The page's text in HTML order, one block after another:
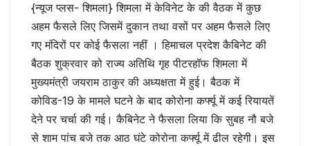
{न्यूज प्लस- शिमला} शिमला में केविनेट के की वैठक में कुछ
अहम फैसले लिए जिसमें दुकान तथा वसों पर अहम फैसले लिए
गए मंदिरों पर कोई फैसला नहीं । हिमाचल प्रदेश कैबिनेट की
बैठक शुक्रवार को राज्य अतिथि गृह पीटरहॉफ शिमला में
मुख्यमंत्री जयराम ठाकुर की अध्यक्षता में हुई। बैठक में
कोविड-19 के मामले घटने के बाद कोरोना कर्फ्यू में कई रियायतें
देने पर चर्चा की गई। कैबिनेट ने फैसला लिया कि सुबह नौ बजे
से शाम पांच बजे तक आठ घंटे कोरोना कर्फ्यू में ढील रहेगी। इस